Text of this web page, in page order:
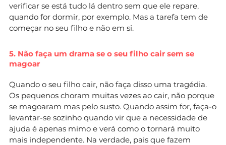
verificar se está tudo lá dentro sem que ele repare,
quando for dormir, por exemplo. Mas a tarefa tem de
começar no seu filho e não em si.
5. Não faça um drama se o seu filho cair sem se
magoar
Quando o seu filho cair, não faça disso uma tragédia.
Os pequenos choram muitas vezes ao cair, não porque
se magoaram mas pelo susto. Quando assim for, faça-o
levantar-se sozinho quando vir que a necessidade de
ajuda é apenas mimo e verá como o tornará muito
mais independente. Na verdade, pais que fazem